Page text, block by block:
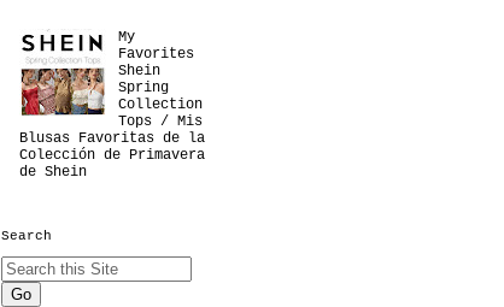
My
Favorites
Shein
Spring
Collection
Tops / Mis
Blusas Favoritas de la
Colección de Primavera
de Shein
Search